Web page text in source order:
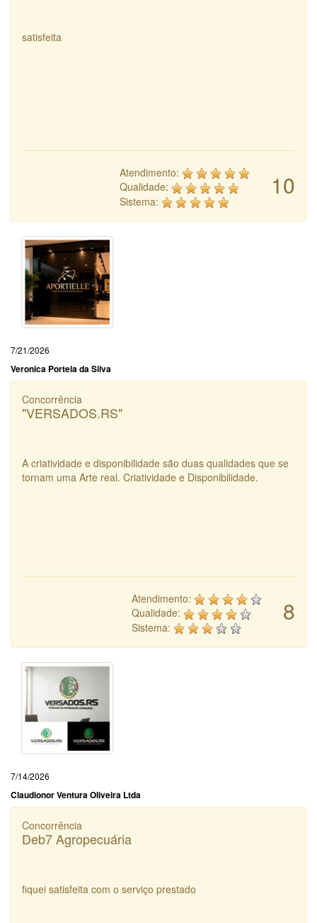
satisfeita
10
Atendimento:
Qualidade:
Sistema:
7/21/2026
Veronica Portela da Silva
Concorrência
"VERSADOS.RS"
A criatividade e disponibilidade são duas qualidades que se
tornam uma Arte real. Criatividade e Disponibilidade.
8
Atendimento:
Qualidade:
Sistema:
7/14/2026
Claudionor Ventura Oliveira Ltda
Concorrência
Deb7 Agropecuária
fiquei satisfeita com o serviço prestado